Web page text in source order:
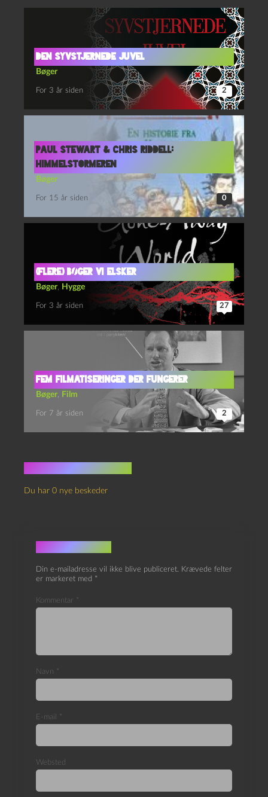
Den syvstjernede juvel
Bøger
For 3 år siden 2
Paul Stewart & Chris Riddell:
Himmelstormeren
Bøger
For 15 år siden 0
(Flere) bøger vi elsker
Bøger, Hygge
For 3 år siden 27
Fem filmatiseringer der fungerer
Bøger, Film
For 7 år siden 2
Du har 0 nye beskeder
Skriv et svar
Din e-mailadresse vil ikke blive publiceret. Krævede felter
er markeret med *
Kommentar *
Navn *
E-mail *
Websted